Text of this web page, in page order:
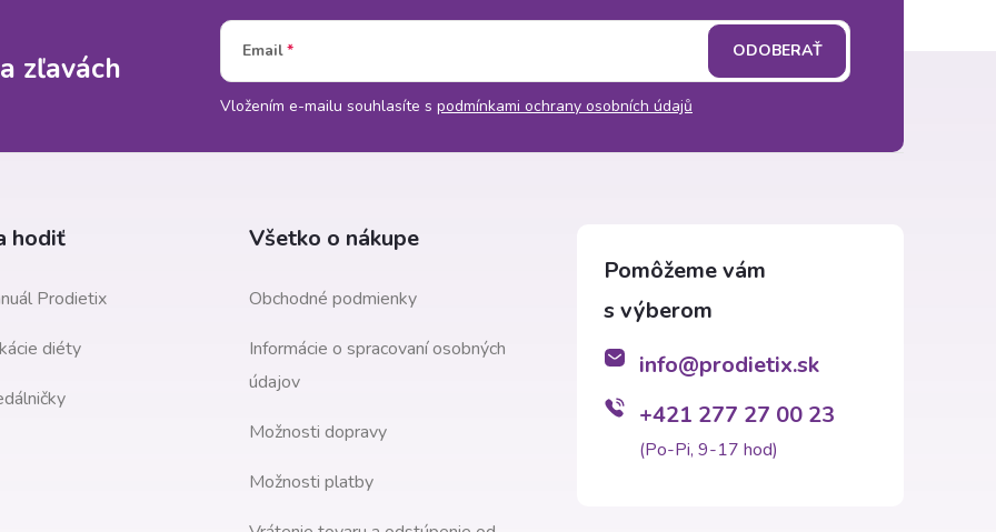
zľavách Email
Vložením e-mailu souhlasíte s podmínkami ochrany osobních údajů
ODOBERAŤ
hodiť
Prodietix
diéty
Všetko o nákupe
Obchodné podmienky
Informácie o spracovaní osobných
údajov
Možnosti dopravy
Možnosti platby
info@prodietix.sk
+421 277 27 00 23
(Po-Pi, 9-17 hod)